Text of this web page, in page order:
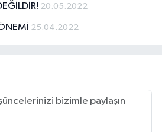
20.05.2022
25.04.2022